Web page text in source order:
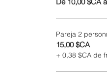
Pareja 2
15,00 $CA
+ 0,38 $CA de